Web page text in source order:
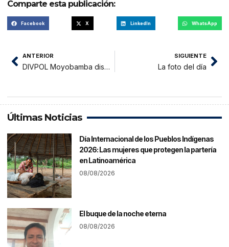
Comparte esta publicación:
Facebook X LinkedIn WhatsApp
ANTERIOR
DIVPOL Moyobamba dispuso suspender vacaciones de policías
SIGUIENTE
La foto del día
Últimas Noticias
Día Internacional de los Pueblos Indígenas
2026: Las mujeres que protegen la partería
en Latinoamérica
08/08/2026
El buque de la noche eterna
08/08/2026